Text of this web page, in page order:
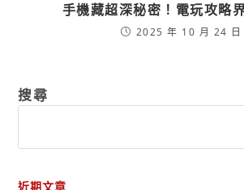
手機藏超深秘密！電玩攻略
2025 年 10 月 24 日
搜尋
近期文章